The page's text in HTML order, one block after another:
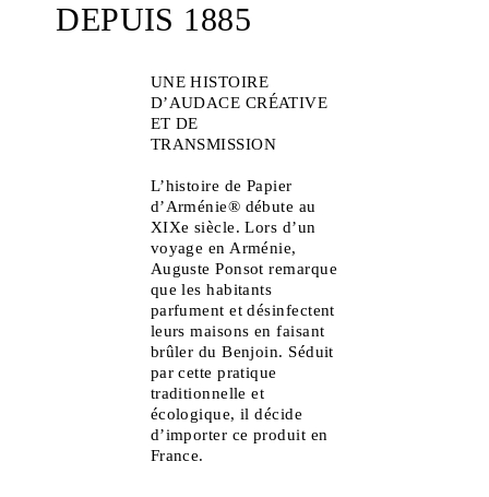
DEPUIS 1885
UNE HISTOIRE
D’AUDACE CRÉATIVE
ET DE
TRANSMISSION
L’histoire de Papier
d’Arménie® débute au
XIXe siècle. Lors d’un
voyage en Arménie,
Auguste Ponsot remarque
que les habitants
parfument et désinfectent
leurs maisons en faisant
brûler du Benjoin. Séduit
par cette pratique
traditionnelle et
écologique, il décide
d’importer ce produit en
France.